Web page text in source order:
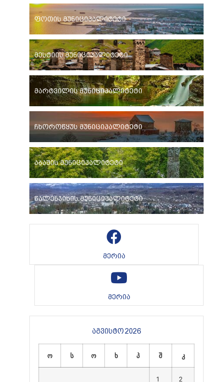
ფოთის მუნიციპალიტეტი
მესტიის მუნიციპალიტეტი
მარტვილის მუნიციპალიტეტი
ჩხოროწყუს მუნიციპალიტეტი
აბაშის მუნიციპალიტეტი
წალენჯიხის მუნიციპალიტეტი
მერია
მერია
აგვისტო 2026
ო ს ო ხ პ შ კ
1 2